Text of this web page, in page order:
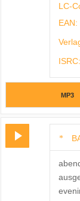
LC-
EAN:
ISRC:
MP3